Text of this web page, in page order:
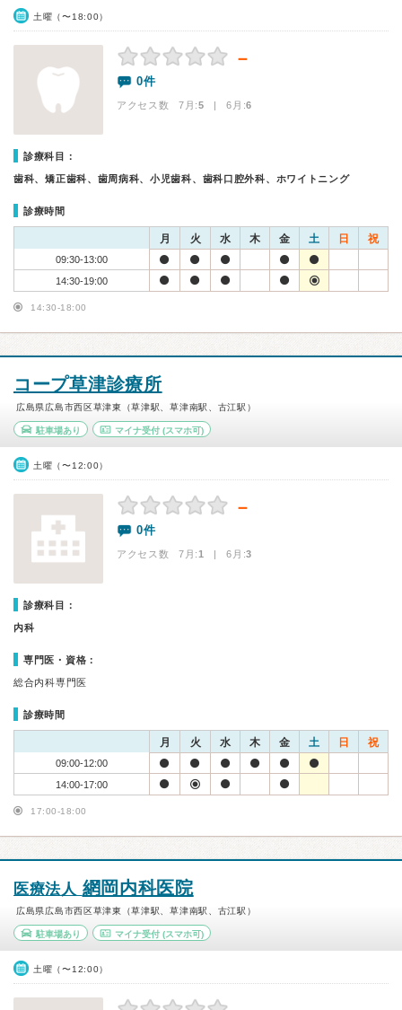
土曜（〜18:00）
－
0件
アクセス数 7月:5 | 6月:6
診療科目：
歯科、矯正歯科、歯周病科、小児歯科、歯科口腔外科、ホワイトニング
診療時間
月 火 水 木 金 土 日 祝
09:30-13:00
14:30-19:00
14:30-18:00
コープ草津診療所
広島県広島市西区草津東（草津駅、草津南駅、古江駅）
駐車場あり マイナ受付(スマホ可)
土曜（〜12:00）
－
0件
アクセス数 7月:1 | 6月:3
診療科目：
内科
専門医・資格：
総合内科専門医
診療時間
月 火 水 木 金 土 日 祝
09:00-12:00
14:00-17:00
17:00-18:00
医療法人 網岡内科医院
広島県広島市西区草津東（草津駅、草津南駅、古江駅）
駐車場あり マイナ受付(スマホ可)
土曜（〜12:00）